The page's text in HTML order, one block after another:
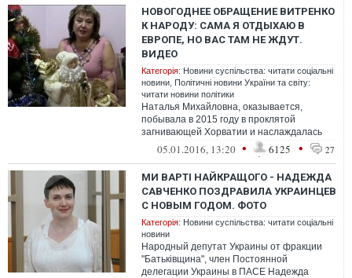
НОВОГОДНЕЕ ОБРАЩЕНИЕ ВИТРЕНКО
К НАРОДУ: САМА Я ОТДЫХАЮ В
ЕВРОПЕ, НО ВАС ТАМ НЕ ЖДУТ.
ВИДЕО
Категорія: Новини суспільства: читати соціальні
новини Політичні новини України та світу:
читати новини політики
Наталья Михайловна, оказывается,
побывала в 2015 году в проклятой
загнивающей Хорватии и наслаждалась
Адриатическим морем, пока лохи и
терпилы наслажд...
05.01.2016, 13:20 • 6125 • 27
МИ ВАРТІ НАЙКРАЩОГО - НАДЕЖДА
САВЧЕНКО ПОЗДРАВИЛА УКРАИНЦЕВ
С НОВЫМ ГОДОМ. ФОТО
Категорія: Новини суспільства: читати соціальні
новини
Народный депутат Украины от фракции
"Батьківщина", член Постоянной
делегации Украины в ПАСЕ Надежда